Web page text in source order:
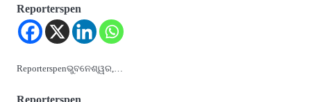
Reporterspen
Reporterspenଭୁବନେଶ୍ୱର,…
Reporterspen